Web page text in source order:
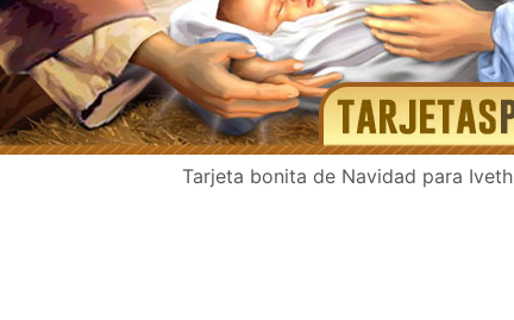
Tarjeta bonita de Navidad para Iveth